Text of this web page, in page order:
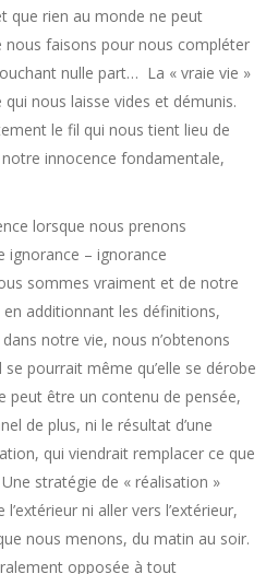
que rien au monde ne peut
nous faisons pour nous compléter
nulle part… La « vraie vie »
nous laisse vides et démunis.
le fil qui nous tient lieu de
innocence fondamentale,
lorsque nous prenons
ignorance – ignorance
sommes vraiment et de notre
en additionnant les définitions,
notre vie, nous n’obtenons
pourrait même qu’elle se dérobe
peut être un contenu de pensée,
de plus, ni le résultat d’une
qui viendrait remplacer ce que
stratégie de « réalisation »
ni aller vers l’extérieur,
nous menons, du matin au soir.
opposée à tout